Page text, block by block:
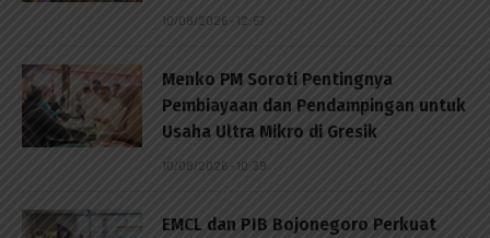
10/08/2026 - 12:57
Menko PM Soroti Pentingnya
Pembiayaan dan Pendampingan untuk
Usaha Ultra Mikro di Gresik
10/08/2026 - 10:39
EMCL dan PIB Bojonegoro Perkuat